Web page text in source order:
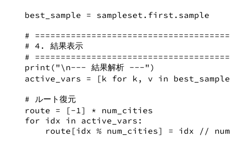
best_sample = sampleset.first.sample
#
# 4. 結果表示
#
print ( "\n--- 結果解析 ---" )
active_vars = [k for k, v in
# ルート復元
route = [-1] * num_cities
for idx in active_vars:
route[idx % num_cities] = idx //